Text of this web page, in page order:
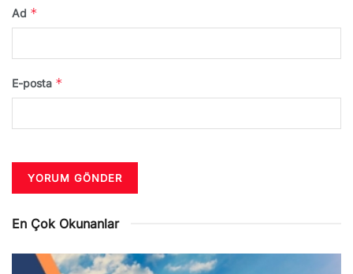
Ad *
E-posta *
En Çok Okunanlar